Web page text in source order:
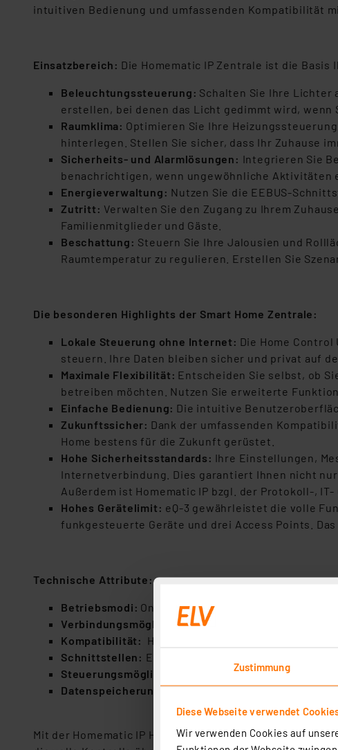
Zustimmung
Diese Webseite verwendet
Wir verwenden Cookies auf
intuitiven Bedienung und umfassenden Kompatibilität
Einsatzbereich: Die Homematic IP Zentrale ist die
Beleuchtungssteuerung: Schalten Sie Ihre Lichter
erstellen, bei denen das Licht gedimmt wird, wenn
Raumklima: Optimieren Sie Ihre
hinterlegen. Stellen Sie sicher, dass Ihr Zuhause
Sicherheits- und Alarmlösungen: Integrieren Sie
benachrichtigen, wenn ungewöhnliche Aktivitäten
Energieverwaltung: Nutzen Sie die EEBUS-
Zutritt: Verwalten Sie den Zugang zu Ihrem
Familienmitglieder und Gäste.
Beschattung: Steuern Sie Ihre Jalousien und
Raumtemperatur zu regulieren. Erstellen Sie
Die besonderen Highlights der Smart Home Zentrale:
Lokale Steuerung ohne Internet: Die Home
steuern. Ihre Daten bleiben sicher und privat auf
Maximale Flexibilität: Entscheiden Sie selbst, ob
betreiben möchten. Nutzen Sie erweiterte
Einfache Bedienung: Die intuitive
Zukunftssicher: Dank der umfassenden
Home bestens für die Zukunft gerüstet.
Hohe Sicherheitsstandards: Ihre Einstellungen,
Internetverbindung. Dies garantiert Ihnen nicht
Außerdem ist Homematic IP bzgl. der Protokoll-,
Hohes Gerätelimit: eQ-3 gewährleistet die volle
funkgesteuerte Geräte und drei Access Points.
Technische Attribute:
Betriebsmodi: Online und Offline mit optionalem
Verbindungsmöglichkeiten:
Kompatibilität: Homematic IP Geräte, Homematic
Schnittstellen: EEBUS für fortschrittliches
Steuerungsmöglichkeiten:
Smartphone,
Datenspeicherung:Lokale Speicherung von Daten
Mit der Homematic IP Home Control Unit machen Sie